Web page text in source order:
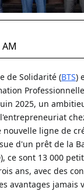
de Solidarité (BTS)
2025, un
nouvelle ligne de
d'un prêt de la
ce sont 13 000
ans, avec des
avantages jamais